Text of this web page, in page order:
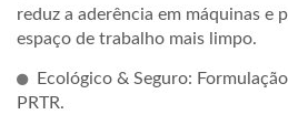
reduz a aderência em máquinas e
espaço de trabalho mais limpo.
Ecológico & Seguro:
PRTR.